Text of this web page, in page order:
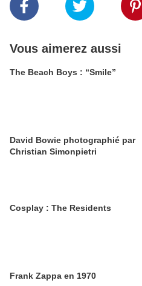
Vous aimerez aussi
The Beach Boys : “Smile”
David Bowie photographié par
Christian Simonpietri
Cosplay : The Residents
Frank Zappa en 1970